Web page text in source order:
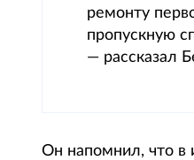
ремонту
пропускную
— рассказал
Он напомнил, что в